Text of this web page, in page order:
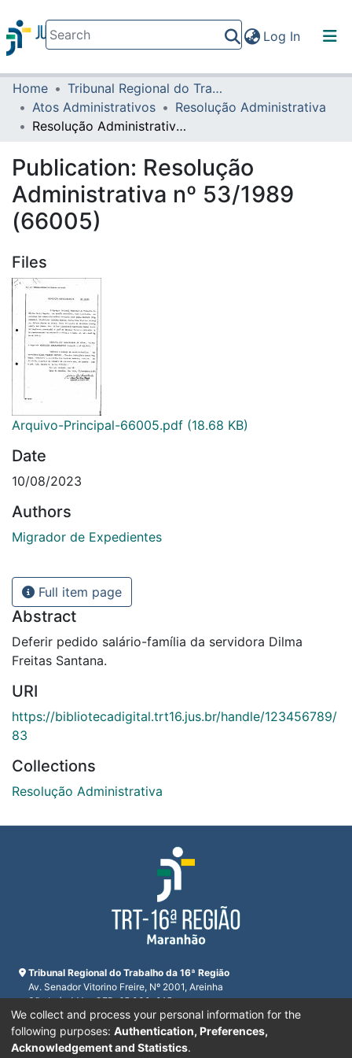
Log In(current)
Communities & Collections
All of DSpace
Home
Tribunal Regional do Trabalho da 16ª Região
Atos Administrativos
Resolução Administrativa
Resolução Administrativa nº 53/1989 (66005)
Publication: Resolução
Administrativa nº 53/1989
(66005)
Files
Arquivo-Principal-66005.pdf (18.68 KB)
Date
10/08/2023
Authors
Migrador de Expedientes
Full item page
Abstract
Deferir pedido salário-família da servidora Dilma
Freitas Santana.
URI
https://bibliotecadigital.trt16.jus.br/handle/123456789/
83
Collections
Resolução Administrativa
Tribunal Regional do Trabalho da 16ª Região
Av. Senador Vitorino Freire, Nº 2001, Areinha
São Luís, MA - CEP: 65.030-015
CNPJ 23.608.631/0001-93
Horário de funcionamento:
De segunda a sexta-feira das 7:30 às 16:00
We collect and process your personal information for the
following purposes: Authentication, Preferences,
Acknowledgement and Statistics.